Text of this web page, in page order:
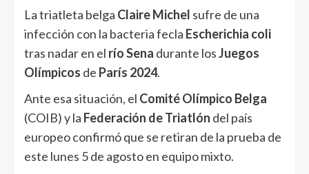
La triatleta belga Claire Michel sufre de una
infección con la bacteria fecla Escherichia coli
tras nadar en el río Sena durante losJuegos
Olímpicos de París 2024.
Ante esa situación, el Comité Olímpico Belga
(COIB) y la Federación de Triatlón del país
europeo confirmó que se retiran de la prueba de
este lunes 5 de agosto en equipo mixto.